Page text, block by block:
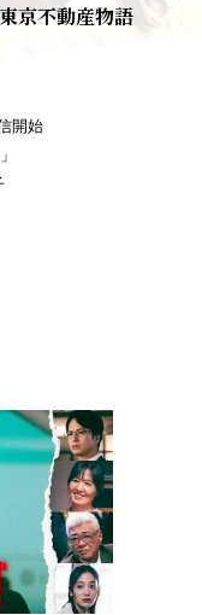
京不動産物語
開始